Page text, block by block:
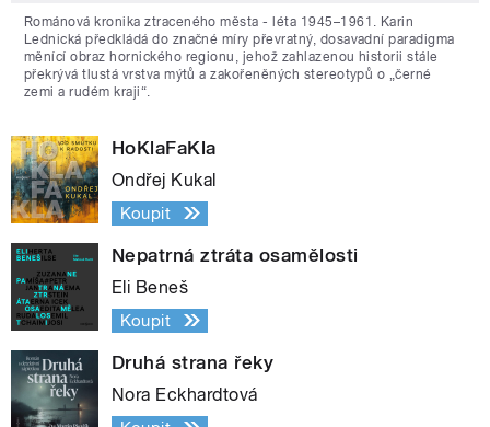
Románová kronika ztraceného města - léta 1945–1961. Karin
Lednická předkládá do značné míry převratný, dosavadní paradigma
měnící obraz hornického regionu, jehož zahlazenou historii stále
překrývá tlustá vrstva mýtů a zakořeněných stereotypů o „černé
zemi a rudém kraji“.
HoKlaFaKla
Ondřej Kukal
Koupit
Nepatrná ztráta osamělosti
Eli Beneš
Koupit
Druhá strana řeky
Nora Eckhardtová